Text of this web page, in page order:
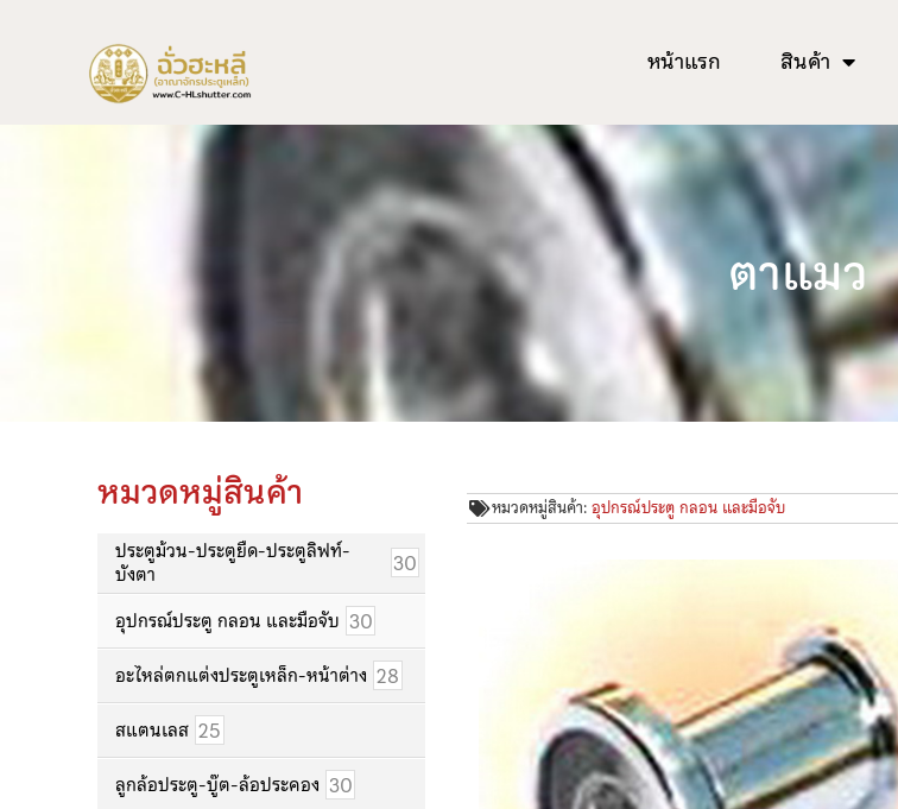
หน้าแรก สินค้า
ตาแมว
หมวดหมู่สินค้า
ประตูม้วน-ประตูยืด-ประตูลิฟท์-
บังตา
30
อุปกรณ์ประตู กลอน และมือจับ 30
อะไหล่ตกแต่งประตูเหล็ก-หน้าต่าง 28
สแตนเลส 25
ลูกล้อประตู-บู๊ต-ล้อประคอง 30
หมวดหมู่สินค้า:อุปกรณ์ประตู กลอน และมือจับ